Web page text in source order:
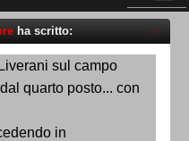
ha scritto:
sul campo
quarto posto... con
in